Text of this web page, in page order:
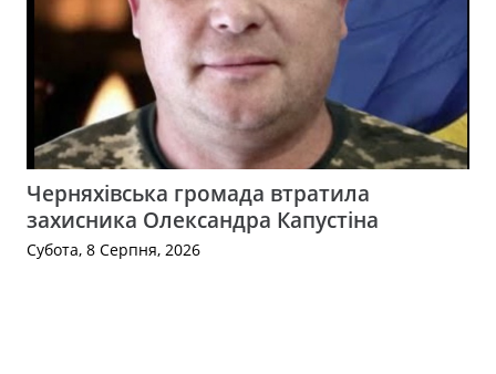
Черняхівська громада втратила
захисника Олександра Капустіна
Субота, 8 Серпня, 2026